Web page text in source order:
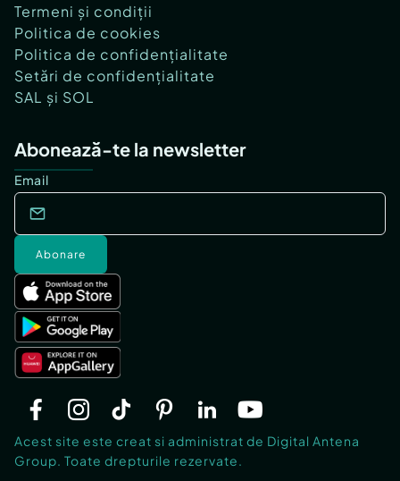
Termeni și condiții
Politica de cookies
Politica de confidențialitate
Setări de confidențialitate
SAL și SOL
Abonează-te la newsletter
Email
Abonare
Acest site este creat si administrat de Digital Antena
Group. Toate drepturile rezervate.